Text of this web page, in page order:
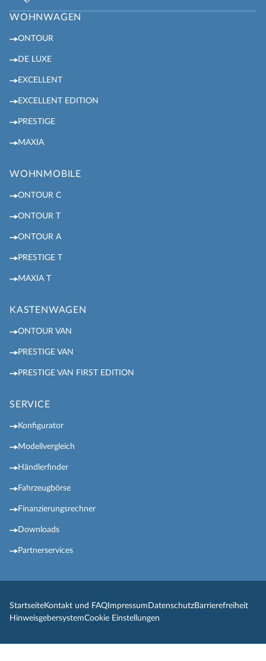
WOHNWAGEN
ONTOUR
DE LUXE
EXCELLENT
EXCELLENT EDITION
PRESTIGE
MAXIA
WOHNMOBILE
ONTOUR C
ONTOUR T
ONTOUR A
PRESTIGE T
MAXIA T
KASTENWAGEN
ONTOUR VAN
PRESTIGE VAN
PRESTIGE VAN FIRST EDITION
SERVICE
Konfigurator
Modellvergleich
Händlerfinder
Fahrzeugbörse
Finanzierungsrechner
Downloads
Partnerservices
StartseiteKontakt und FAQ Impressum DatenschutzBarrierefreiheit
HinweisgebersystemCookie Einstellungen